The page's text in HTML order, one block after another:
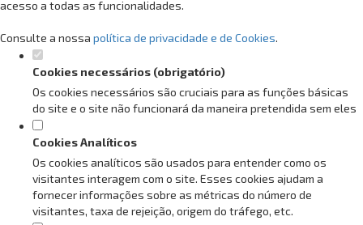
acesso a todas as funcionalidades.
Consulte a nossa política de privacidade e de Cookies.
Cookies necessários (obrigatório)
Os cookies necessários são cruciais para as funções básicas
do site e o site não funcionará da maneira pretendida sem eles
Cookies Analíticos
Os cookies analíticos são usados para entender como os
visitantes interagem com o site. Esses cookies ajudam a
fornecer informações sobre as métricas do número de
visitantes, taxa de rejeição, origem do tráfego, etc.